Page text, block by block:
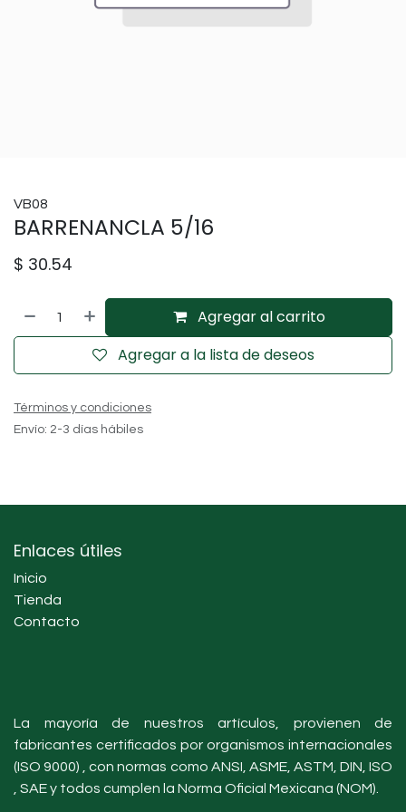
VB08
BARRENANCLA 5/16
$ 30.54
Agregar al carrito
Agregar a la lista de deseos
Términos y condiciones
Envío: 2-3 días hábiles
Enlaces útiles
Inicio
Tienda
Contacto
La mayoría de nuestros artículos, provienen de
fabricantes certificados por organismos internacionales
(ISO 9000) , con normas como ANSI, ASME, ASTM, DIN, ISO
, SAE y todos cumplen la Norma Oficial Mexicana (NOM).